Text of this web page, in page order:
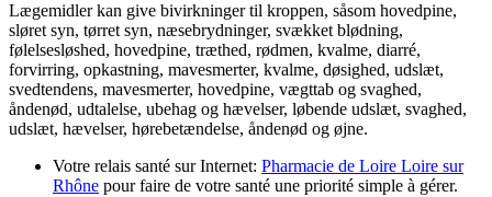
Lægemidler kan give bivirkninger til kroppen, såsom hovedpine,
sløret syn, tørret syn, næsebrydninger, svækket blødning,
følelsesløshed, hovedpine, træthed, rødmen, kvalme, diarré,
forvirring, opkastning, mavesmerter, kvalme, døsighed, udslæt,
svedtendens, mavesmerter, hovedpine, vægttab og svaghed,
åndenød, udtalelse, ubehag og hævelser, løbende udslæt, svaghed,
udslæt, hævelser, hørebetændelse, åndenød og øjne.
Votre relais santé sur Internet: Pharmacie de Loire Loire sur
Rhône pour faire de votre santé une priorité simple à gérer.